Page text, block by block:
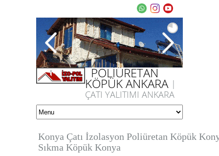
POLİÜRETAN
KÖPÜK ANKARA |
ÇATI YALITIMI ANKARA
Konya Çatı İzolasyon Poliüretan Köpük
Sıkma Köpük Konya